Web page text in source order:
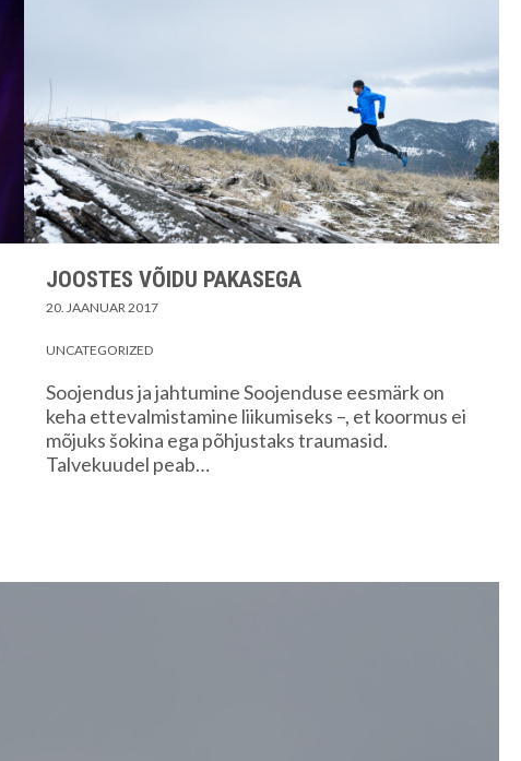
JOOSTES VÕIDU PAKASEGA
20. JAANUAR 2017
UNCATEGORIZED
Soojendus ja jahtumine Soojenduse eesmärk on
keha ettevalmistamine liikumiseks –, et koormus ei
mõjuks šokina ega põhjustaks traumasid.
Talvekuudel peab…